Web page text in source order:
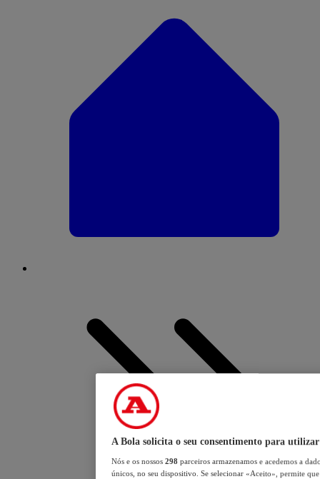
A Bola solicita o seu consentimento para utilizar
Nós e os nossos 298 parceiros armazenamos e acedemos a
únicos, no seu dispositivo. Se selecionar «Aceito», permite